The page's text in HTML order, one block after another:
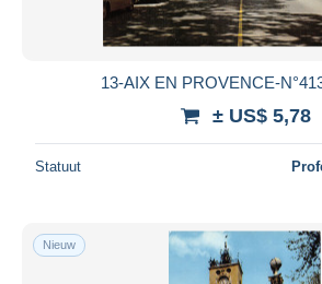
13-AIX EN PROVENCE-
± US$ 5,78
Statuut
Nieuw